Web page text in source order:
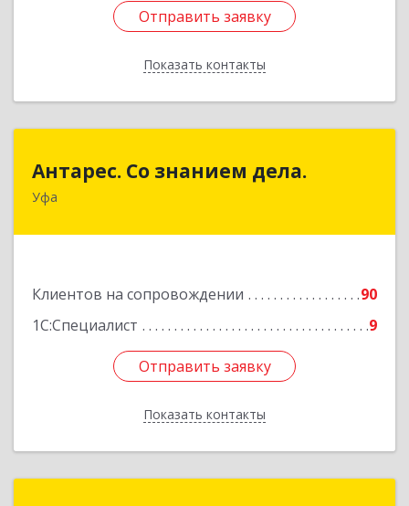
Отправить заявку
Показать контакты
Отправить заявку
Назад
Антарес. Со знанием дела.
Уфа
Клиентов на сопровождении
90
1С:Специалист
9
Отправить заявку
Показать контакты
Отправить заявку
Назад